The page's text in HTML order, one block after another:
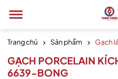
Trang chủ Sản phẩm Gạch
GẠCH PORCELAIN
6639-BONG